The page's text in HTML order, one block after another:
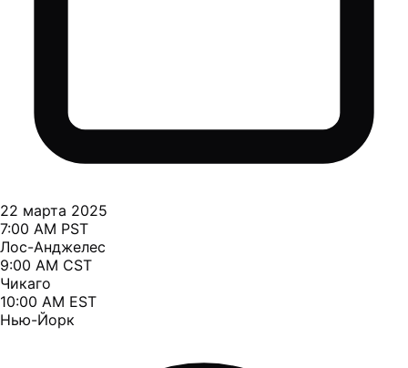
22 марта 2025
7:00 AM PST
Лос-Анджелес
9:00 AM CST
Чикаго
10:00 AM EST
Нью-Йорк